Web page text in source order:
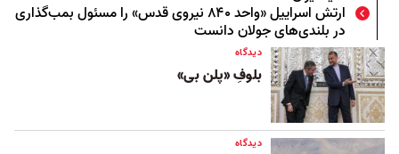
ارتش اسراییل «واحد ۸۴۰ نیروی قدس» را مسئول بمب‌گذاری
در بلندی‌های جولان دانست
دیدگاه
بلوفِ «پلن بی»
دیدگاه